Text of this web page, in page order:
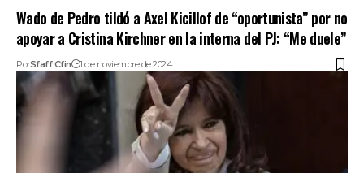
Wado de Pedro tildó a Axel Kicillof de “oportunista” por no
apoyar a Cristina Kirchner en la interna del PJ: “Me duele”
PorSfaff Cfin 1 de noviembre de 2024